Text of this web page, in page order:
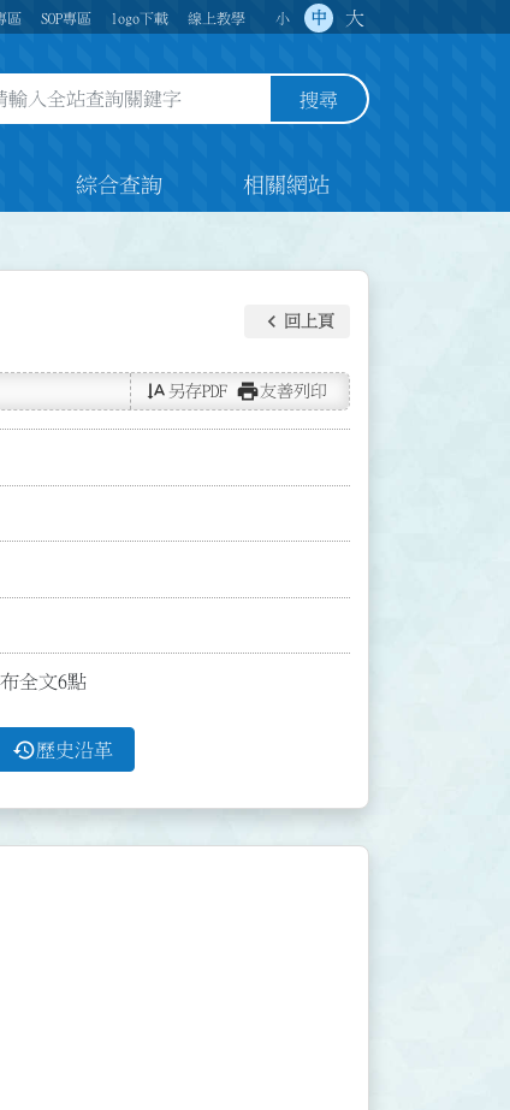
區 SOP專區 logo下載 線上教學 小 中 大
站查詢關鍵字欄位 搜尋
綜合查詢 相關網站
keyboard_arrow_left 回上頁
text_rotate_vertical 另存PDF print友善列印
全文6點
history歷史沿革